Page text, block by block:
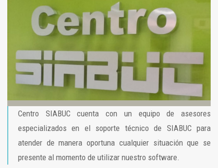
Centro SIABUC cuenta con un equipo de asesores
especializados en el soporte técnico de SIABUC para
atender de manera oportuna cualquier situación que se
presente al momento de utilizar nuestro software.